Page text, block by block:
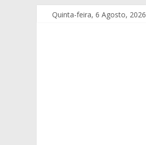
Quinta-feira, 6 Agosto, 2026